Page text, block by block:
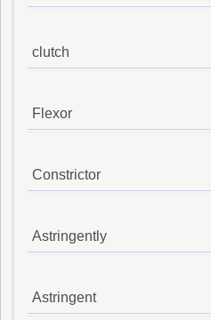
clutch
Flexor
Constrictor
Astringently
Astringent